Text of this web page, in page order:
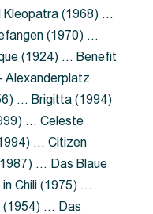
Kleopatra (1968) …
(1970) …
(1924) … Benefit
Alexanderplatz
… Brigitta (1994)
… Celeste
… Citizen
… Das Blaue
Chili (1975) …
(1954) … Das